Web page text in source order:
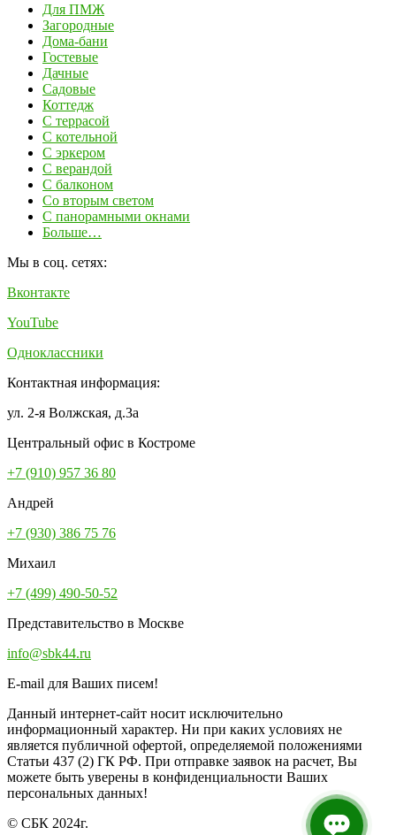
Для ПМЖ
Загородные
Дома-бани
Гостевые
Дачные
Садовые
Коттедж
С террасой
С котельной
С эркером
С верандой
С балконом
Со вторым светом
С панорамными окнами
Больше…
Мы в соц. сетях:
Вконтакте
YouTube
Одноклассники
Контактная информация:
ул. 2-я Волжская, д.3а
Центральный офис в Костроме
+7 (910) 957 36 80
Андрей
+7 (930) 386 75 76
Михаил
+7 (499) 490-50-52
Представительство в Москве
info@sbk44.ru
E-mail для Ваших писем!
Данный интернет-сайт носит исключительно
информационный характер. Ни при каких условиях не
является публичной офертой, определяемой положениями
Статьи 437 (2) ГК РФ. При отправке заявок на расчет, Вы
можете быть уверены в конфиденциальности Ваших
персональных данных!
© СБК 2024г.